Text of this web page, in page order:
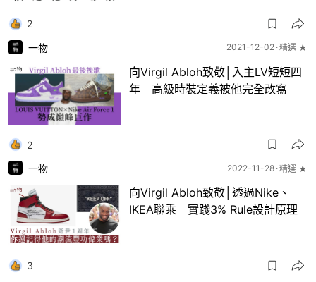
2
一物
2021-12-02 精選 ★
向Virgil Abloh致敬│入主LV短短四
年 高級時裝定義被他完全改寫
2
一物
2022-11-28 精選 ★
向Virgil Abloh致敬│透過Nike、
IKEA聯乘 實踐3% Rule設計原理
3